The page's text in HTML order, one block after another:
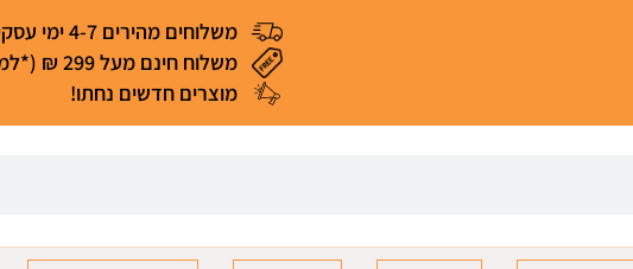
משלוחים מהירים 4-7 ימי עסקים
משלוח חינם מעל 299 ₪ (*למעט מאכלים ומוצרים רגישים)
מוצרים חדשים נחתו!